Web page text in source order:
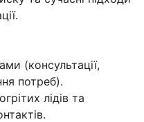
(консультації,
потреб).
лідів та